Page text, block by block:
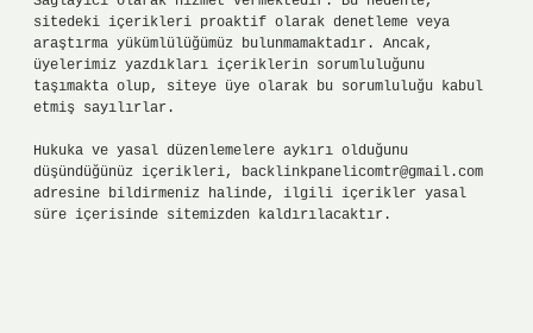
sitedeki içerikleri proaktif olarak denetleme veya
araştırma yükümlülüğümüz bulunmamaktadır. Ancak,
üyelerimiz yazdıkları içeriklerin sorumluluğunu
taşımakta olup, siteye üye olarak bu sorumluluğu kabul
etmiş sayılırlar.
Hukuka ve yasal düzenlemelere aykırı olduğunu
düşündüğünüz içerikleri, backlinkpanelicomtr@gmail.com
adresine bildirmeniz halinde, ilgili içerikler yasal
süre içerisinde sitemizden kaldırılacaktır.